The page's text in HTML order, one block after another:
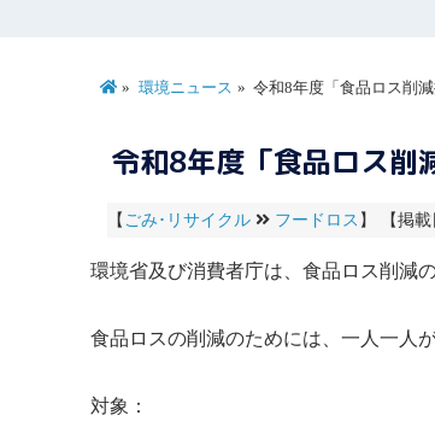
環境ニュース 令和8年度「食品ロス削
令和8年度「食品ロス削
【 ごみ･リサイクル フードロス 】 【掲
環境省及び消費者庁は、食品ロス削減
食品ロスの削減のためには、一人一人
対象：